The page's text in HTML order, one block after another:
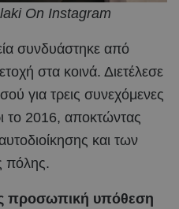
On Instagram
συνδυάστηκε από
στα κοινά. Διετέλεσε
για τρεις συνεχόμενες
το 2016, αποκτώντας
και των
πόλης.
προσωπική υπόθεση